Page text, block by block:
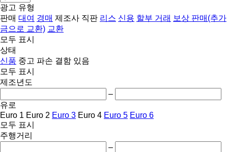
광고 유형
판매 대여 경매 제조사 직판 리스 신용 할부 거래 보상 판매(추가
금으로 교환) 교환
모두 표시
상태
신품 중고 파손 결함 있음
모두 표시
제조년도
–
유로
Euro 1 Euro 2 Euro 3 Euro 4 Euro 5 Euro 6
모두 표시
주행거리
–